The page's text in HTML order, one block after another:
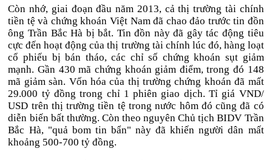
Còn nhớ, giai đoạn đầu năm 2013, cả thị trường tài chính
tiền tệ và chứng khoán Việt Nam đã chao đảo trước tin đồn
ông Trần Bắc Hà bị bắt. Tin đồn này đã gây tác động tiêu
cực đến hoạt động của thị trường tài chính lúc đó, hàng loạt
cổ phiếu bị bán tháo, các chỉ số chứng khoán sụt giảm
mạnh. Gần 430 mã chứng khoán giảm điểm, trong đó 148
mã giảm sàn. Vốn hóa của thị trường chứng khoán đã mất
29.000 tỷ đồng trong chỉ 1 phiên giao dịch. Tỉ giá VND/
USD trên thị trường tiền tệ trong nước hôm đó cũng đã có
diễn biến bất thường. Còn theo nguyên Chủ tịch BIDV Trần
Bắc Hà, "quả bom tin bẩn" này đã khiến người dân mất
khoảng 500-700 tỷ đồng.